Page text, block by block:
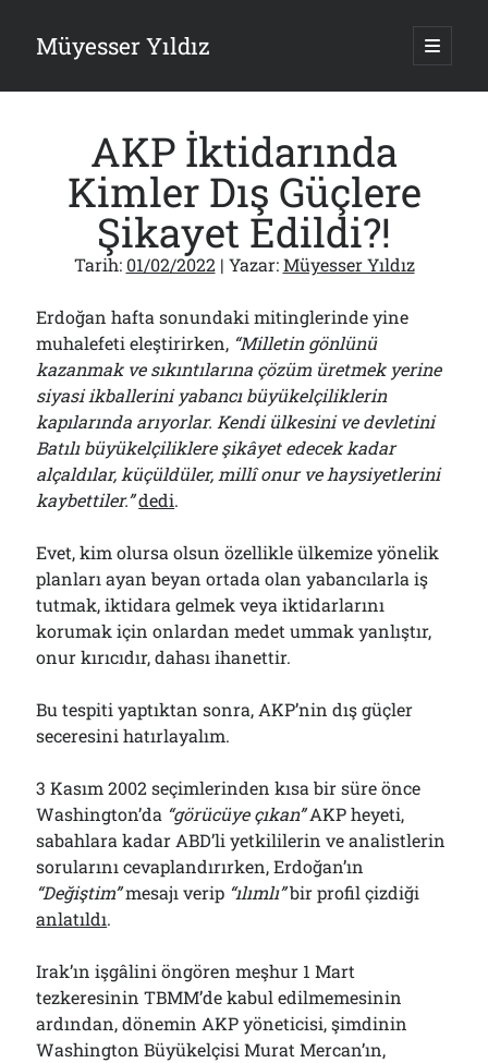
Müyesser Yıldız ana
Yan
Menü
Son Yazılar
Gazi’den Milletvekillerine Kurşun Gibi Sözler!..
Türkiye 2.0’a Gidiş!..
05/08/2026
15 Temmuz Soruları… Nasuh Mahruki’nin “Suçu”!..
03/08/2026
Er Gaziler 20 Gün Sonra Gelen MSB Heyetine Böyle İsyan Etti:“Bizi
Teröristlere G……yle Güldürdünüz”
01/08/2026
Papazın “Komutanı” Ayasofya ve Patrikhane İçin ABD’yi Göreve
Çağırdı!..
Arşivler
Arşivler
AKP İktidarında
Kimler Dış Güçlere
Şikayet Edildi?!
Tarih: 01/02/2022| Yazar:Müyesser Yıldız
Erdoğan hafta sonundaki mitinglerinde yine
muhalefeti eleştirirken, “Milletin gönlünü
kazanmak ve sıkıntılarına çözüm üretmek yerine
siyasi ikballerini yabancı büyükelçiliklerin
kapılarında arıyorlar. Kendi ülkesini ve devletini
Batılı büyükelçiliklere şikâyet edecek kadar
alçaldılar, küçüldüler, millî onur ve haysiyetlerini
kaybettiler.”dedi.
Evet, kim olursa olsun özellikle ülkemize yönelik
planları ayan beyan ortada olan yabancılarla iş
tutmak, iktidara gelmek veya iktidarlarını
korumak için onlardan medet ummak yanlıştır,
onur kırıcıdır, dahası ihanettir.
Bu tespiti yaptıktan sonra, AKP’nin dış güçler
seceresini hatırlayalım.
3 Kasım 2002 seçimlerinden kısa bir süre önce
Washington’da “görücüye çıkan”AKP heyeti,
sabahlara kadar ABD’li yetkililerin ve analistlerin
sorularını cevaplandırırken, Erdoğan’ın
“Değiştim”mesajı verip “ılımlı”bir profil çizdiği
anlatıldı.
Irak’ın işgâlini öngören meşhur 1 Mart
tezkeresinin TBMM’de kabul edilmemesinin
ardından, dönemin AKP yöneticisi, şimdinin
Washington Büyükelçisi Murat Mercan’ın,